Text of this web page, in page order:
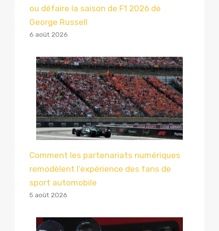
ou défaire la saison de F1 2026 de
George Russell
6 août 2026
Comment les partenariats numériques
remodèlent l’expérience des fans de
sport automobile
5 août 2026